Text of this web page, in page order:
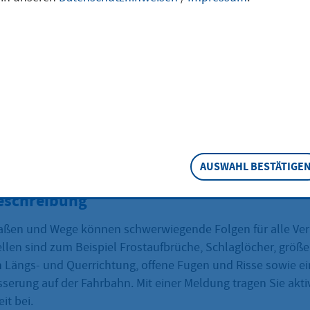
und
melden
an Ortsdurchfahrten von Bundesstraßen entdecken,
und Wege können schwerwiegende Folgen für alle
sind zum Beispiel Frostaufbrüche, Schlaglöcher,
und Querrichtung, offene Fugen und Risse sowie
auf der Fahrbahn. Mit einer Meldung tragen Sie
bei.
AUSWAHL